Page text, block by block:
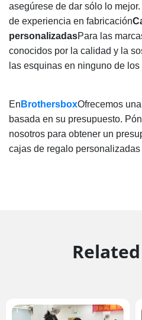
asegúrese de dar sólo lo
de experiencia en fabricación
personalizadasPara las
conocidos por la calidad y la
las esquinas en ninguno de los
En BrothersboxOfrecemos
basada en su presupuesto.
nosotros para obtener un
cajas de regalo personalizadas